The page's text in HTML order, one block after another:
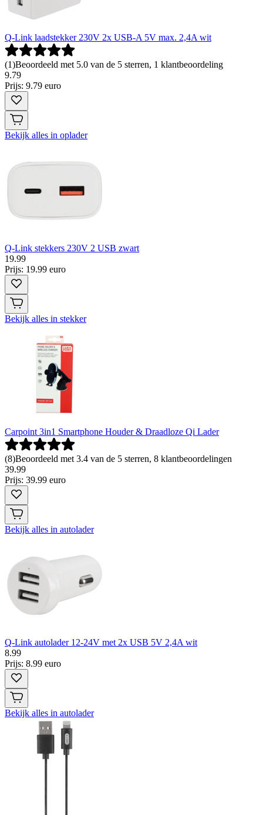
Q-Link laadstekker 230V 2x USB-A 5V max. 2,4A wit
(1)Beoordeeld met 5.0 van de 5 sterren, 1 klantbeoordeling
9.79
Prijs: 9.79 euro
Bekijk alles in oplader
Q-Link stekkers 230V 2 USB zwart
19.99
Prijs: 19.99 euro
Bekijk alles in stekker
Carpoint 3in1 Smartphone Houder & Draadloze Qi Lader
(8)Beoordeeld met 3.4 van de 5 sterren, 8 klantbeoordelingen
39.99
Prijs: 39.99 euro
Bekijk alles in autolader
Q-Link autolader 12-24V met 2x USB 5V 2,4A wit
8.99
Prijs: 8.99 euro
Bekijk alles in autolader